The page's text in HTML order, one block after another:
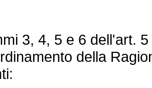
3, 4, 5 e 6 dell'art.
della